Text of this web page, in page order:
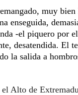
muy
enseguida,
-el piquero
desatendida. El
la salida a
Alto de